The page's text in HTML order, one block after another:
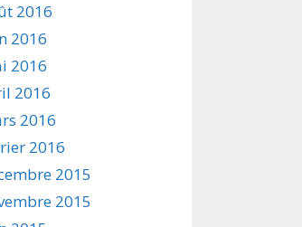
2016
2016
2016
2016
2016
2016
2015
2015